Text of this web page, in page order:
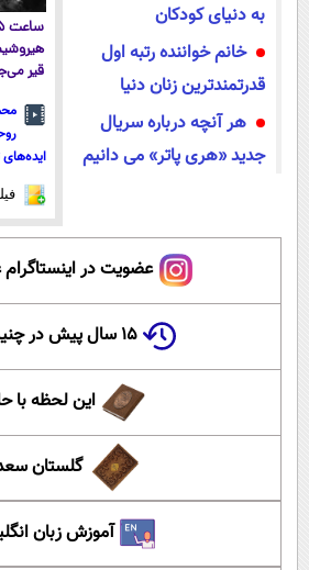
به دنیای کودکان
خانم خواننده رتبه اول
قدرتمندترین زنان دنیا
هر آنچه درباره سریال
جدید «هری پاتر» می دانیم
قیر
عضویت در
۱۵ سال پیش در چنین روزی
این لحظه با
گلستان
آموزش زبان